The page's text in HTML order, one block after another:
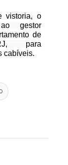
vistoria, o
gestor
de
para
cabíveis.